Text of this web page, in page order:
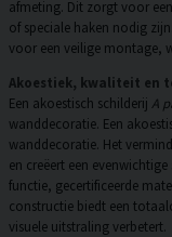
afmeting. Dit zorgt voor
of speciale haken nodig
voor een veilige montage,
Akoestiek, kwaliteit en
Een akoestisch schilderij A
wanddecoratie. Een
wanddecoratie. Het
en creëert een
functie, gecertificeerde
constructie biedt een
visuele uitstraling verbetert.